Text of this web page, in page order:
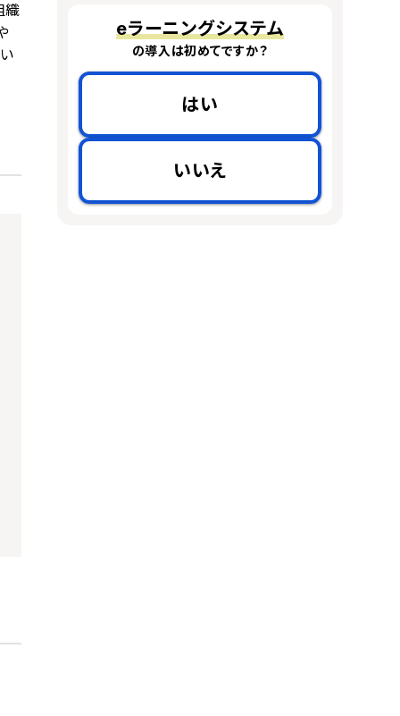
織
eラーニングシステム
の導入は初めてですか？
はい
いいえ